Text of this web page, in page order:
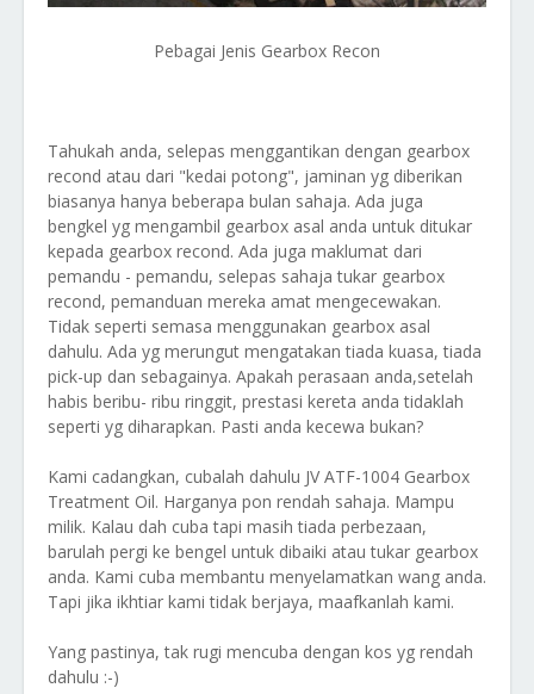
Pebagai Jenis Gearbox Recon
Tahukah anda, selepas menggantikan dengan gearbox
recond atau dari "kedai potong", jaminan yg diberikan
biasanya hanya beberapa bulan sahaja. Ada juga
bengkel yg mengambil gearbox asal anda untuk ditukar
kepada gearbox recond. Ada juga maklumat dari
pemandu - pemandu, selepas sahaja tukar gearbox
recond, pemanduan mereka amat mengecewakan.
Tidak seperti semasa menggunakan gearbox asal
dahulu. Ada yg merungut mengatakan tiada kuasa, tiada
pick-up dan sebagainya. Apakah perasaan anda,setelah
habis beribu- ribu ringgit, prestasi kereta anda tidaklah
seperti yg diharapkan. Pasti anda kecewa bukan?
Kami cadangkan, cubalah dahulu JV ATF-1004 Gearbox
Treatment Oil. Harganya pon rendah sahaja. Mampu
milik. Kalau dah cuba tapi masih tiada perbezaan,
barulah pergi ke bengel untuk dibaiki atau tukar gearbox
anda. Kami cuba membantu menyelamatkan wang anda.
Tapi jika ikhtiar kami tidak berjaya, maafkanlah kami.
Yang pastinya, tak rugi mencuba dengan kos yg rendah
dahulu :-)